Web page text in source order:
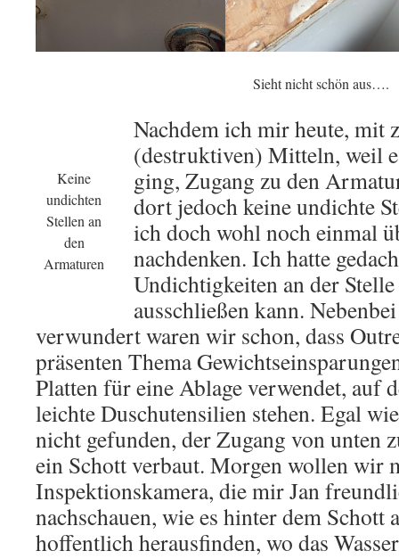
Sieht nicht schön aus….
Keine
undichten
Stellen an
den
Armaturen
Nachdem ich mir heute, mit
(destruktiven) Mitteln, weil
ging, Zugang zu den
dort jedoch keine undichte
ich doch wohl noch einmal
nachdenken. Ich hatte
Undichtigkeiten an der
ausschließen kann.
verwundert waren wir schon, dass
präsenten Thema
Platten für eine Ablage verwendet, auf
leichte Duschutensilien stehen. Egal
nicht gefunden, der Zugang von unten
ein Schott verbaut. Morgen wollen wir
Inspektionskamera, die mir Jan
nachschauen, wie es hinter dem Schott
hoffentlich herausfinden, wo das